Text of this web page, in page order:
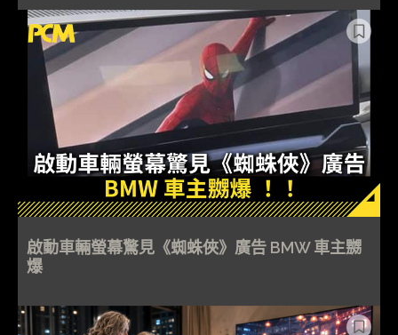
啟動車輛螢幕驚見《蜘蛛俠》廣告 BMW 車主嬲
爆